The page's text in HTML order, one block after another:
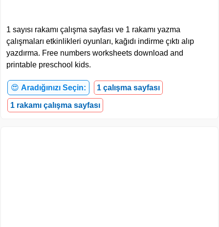
1 sayısı rakamı çalışma sayfası ve 1 rakamı yazma
çalışmaları etkinlikleri oyunları, kağıdı indirme çıktı alıp
yazdırma. Free numbers worksheets download and
printable preschool kids.
😍 Aradığınızı Seçin: 1 çalışma sayfası
1 rakamı çalışma sayfası